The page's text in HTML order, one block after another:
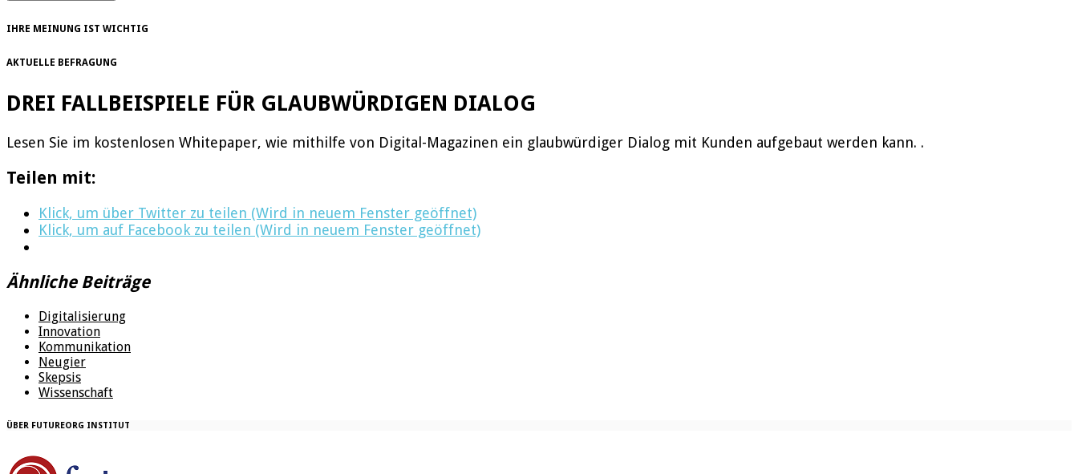
IHRE MEINUNG IST WICHTIG
AKTUELLE BEFRAGUNG
DREI FALLBEISPIELE FÜR GLAUBWÜRDIGEN DIALOG
Lesen Sie im kostenlosen Whitepaper, wie mithilfe von Digital-Magazinen ein glaubwürdiger Dialog mit Kunden aufgebaut werden kann. .
Teilen mit:
Klick, um über Twitter zu teilen (Wird in neuem Fenster geöffnet)
Klick, um auf Facebook zu teilen (Wird in neuem Fenster geöffnet)
Ähnliche Beiträge
Digitalisierung
Innovation
Kommunikation
Neugier
Skepsis
Wissenschaft
ÜBER FUTUREORG INSTITUT